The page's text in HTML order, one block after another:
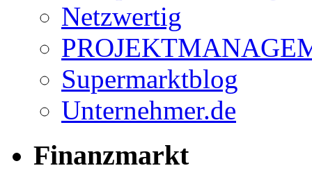
Netzwertig
Supermarktblog
Unternehmer.de
Finanzmarkt